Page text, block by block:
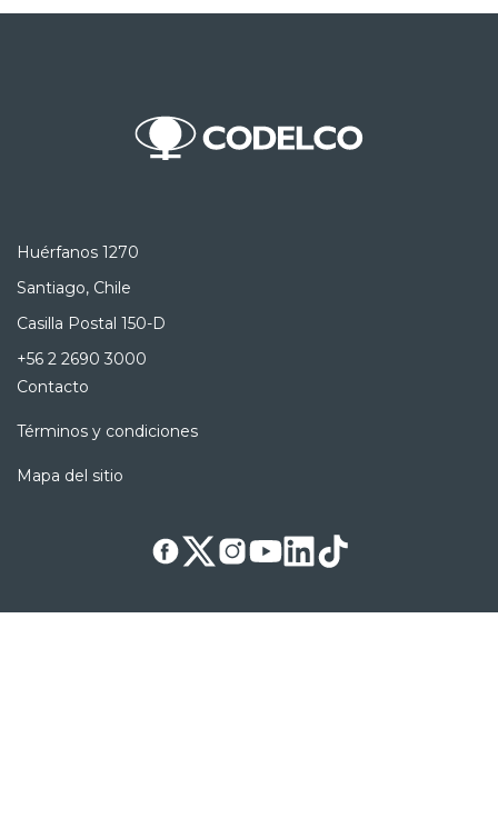
Huérfanos 1270
Santiago, Chile
Casilla Postal 150-D
+56 2 2690 3000
Contacto
Términos y condiciones
Mapa del sitio